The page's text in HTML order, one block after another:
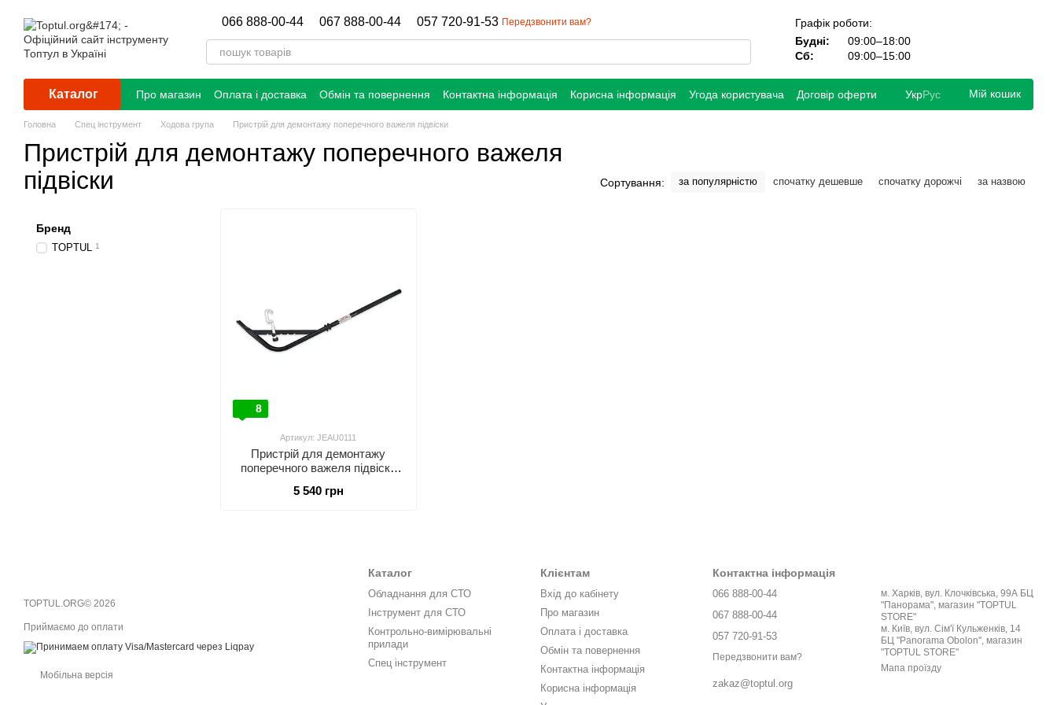
066 888-00-44 067 888-00-44 057 720-91-53 Передзвонити вам?
Графік роботи:
Будні:
09:00–18:00
Сб:
09:00–15:00
Каталог Про магазин Оплата і доставка Обмін та повернення Контактна інформація Корисна інформація Угода користувача Договір оферти УкрРус Мій кошик
Головна Спец інструмент Ходова група Пристрій для демонтажу поперечного важеля підвіски
Пристрій для демонтажу поперечного важеля
підвіски
Сортування: за популярністю спочатку дешевше спочатку дорожчі за назвою
8
Артикул: JEAU0111
Пристрій для демонтажу
поперечного важеля підвіски
5 540 грн
Бренд
TOPTUL 1
TOPTUL.ORG© 2026
Приймаємо до оплати
Мобільна версія
Каталог
Обладнання для СТО
Інструмент для СТО
Контрольно-вимірювальні
прилади
Спец інструмент
Клієнтам
Вхід до кабінету
Про магазин
Оплата і доставка
Обмін та повернення
Контактна інформація
Корисна інформація
Контактна інформація
066 888-00-44
067 888-00-44
057 720-91-53
Передзвонити вам?
zakaz@toptul.org
м. Харків, вул. Клочківська, 99А БЦ
"Панорама", магазин "TOPTUL
STORE"
м. Київ, вул. Сім'ї Кульженків, 14
БЦ "Panorama Obolon", магазин
"TOPTUL STORE"
Мапа проїзду